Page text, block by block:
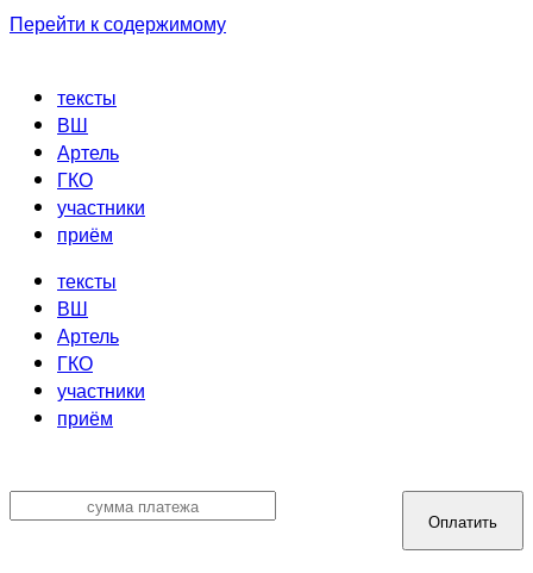
Перейти к содержимому
тексты
ВШ
Артель
ГКО
участники
приём
тексты
ВШ
Артель
ГКО
участники
приём